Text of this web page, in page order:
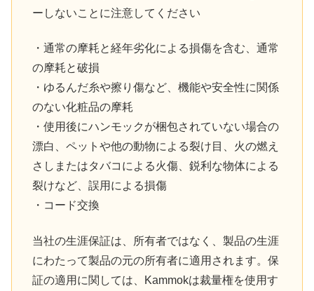
ーしないことに注意してください
・通常の摩耗と経年劣化による損傷を含む、通常
の摩耗と破損
・ゆるんだ糸や擦り傷など、機能や安全性に関係
のない化粧品の摩耗
・使用後にハンモックが梱包されていない場合の
漂白、ペットや他の動物による裂け目、火の燃え
さしまたはタバコによる火傷、鋭利な物体による
裂けなど、誤用による損傷
・コード交換
当社の生涯保証は、所有者ではなく、製品の生涯
にわたって製品の元の所有者に適用されます。保
証の適用に関しては、Kammokは裁量権を使用す